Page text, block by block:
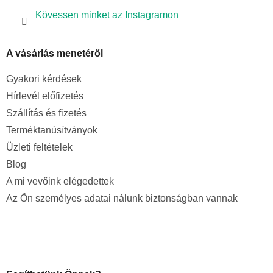
Kövessen minket az Instagramon
A vásárlás menetéről
Gyakori kérdések
Hírlevél előfizetés
Szállítás és fizetés
Terméktanúsítványok
Üzleti feltételek
Blog
A mi vevőink elégedettek
Az Ön személyes adatai nálunk biztonságban vannak